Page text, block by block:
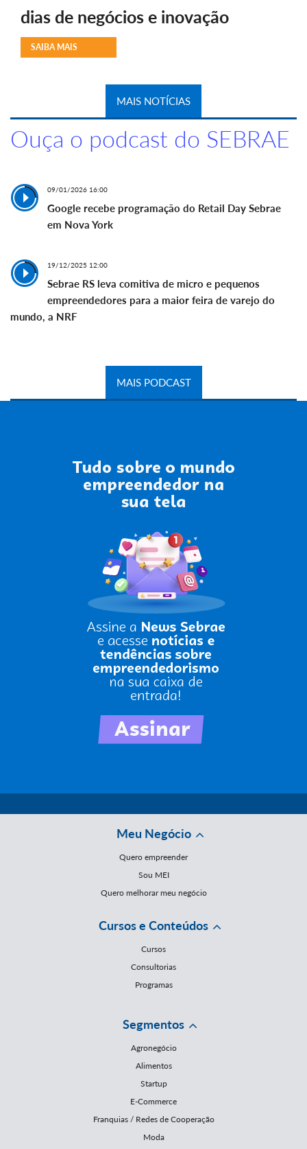
dias de negócios e inovação
SAIBA MAIS
MAIS NOTÍCIAS
Ouça o podcast do SEBRAE
09/01/2026 16:00
Google recebe programação do Retail Day Sebrae
em Nova York
19/12/2025 12:00
Sebrae RS leva comitiva de micro e pequenos
empreendedores para a maior feira de varejo do
mundo, a NRF
MAIS PODCAST
Meu Negócio
Quero empreender
Sou MEI
Quero melhorar meu negócio
Cursos e Conteúdos
Cursos
Consultorias
Programas
Segmentos
Agronegócio
Alimentos
Startup
E-Commerce
Franquias / Redes de Cooperação
Moda